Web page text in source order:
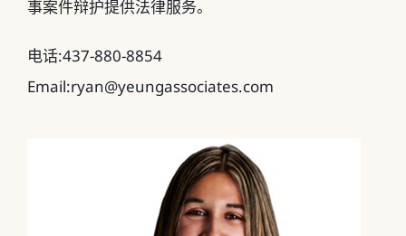
事案件辩护提供法律服务。
电话:437-880-8854
Email:ryan@yeungassociates.com